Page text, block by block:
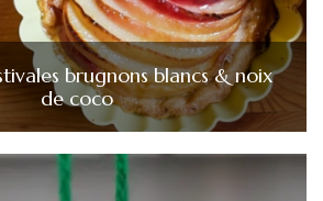
brugnons blancs & noix
de coco